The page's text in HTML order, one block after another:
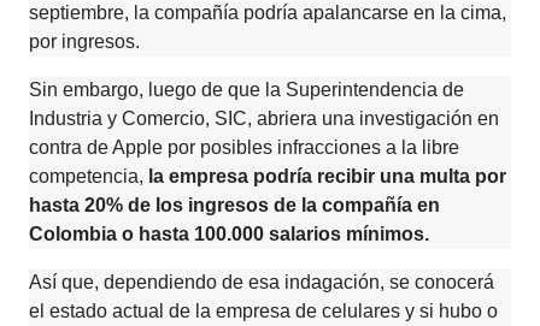
septiembre, la compañía podría apalancarse en la cima,
por ingresos.
Sin embargo, luego de que la Superintendencia de
Industria y Comercio, SIC, abriera una investigación en
contra de Apple por posibles infracciones a la libre
competencia, la empresa podría recibir una multa por
hasta 20% de los ingresos de la compañía en
Colombia o hasta 100.000 salarios mínimos.
Así que, dependiendo de esa indagación, se conocerá
el estado actual de la empresa de celulares y si hubo o